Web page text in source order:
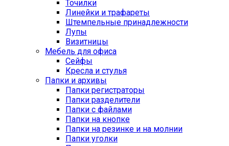
Точилки
Линейки и трафареты
Штемпельные принадлежности
Лупы
Визитницы
Мебель для офиса
Сейфы
Кресла и стулья
Папки и архивы
Папки регистраторы
Папки разделители
Папки с файлами
Папки на кнопке
Папки на резинке и на молнии
Папки уголки